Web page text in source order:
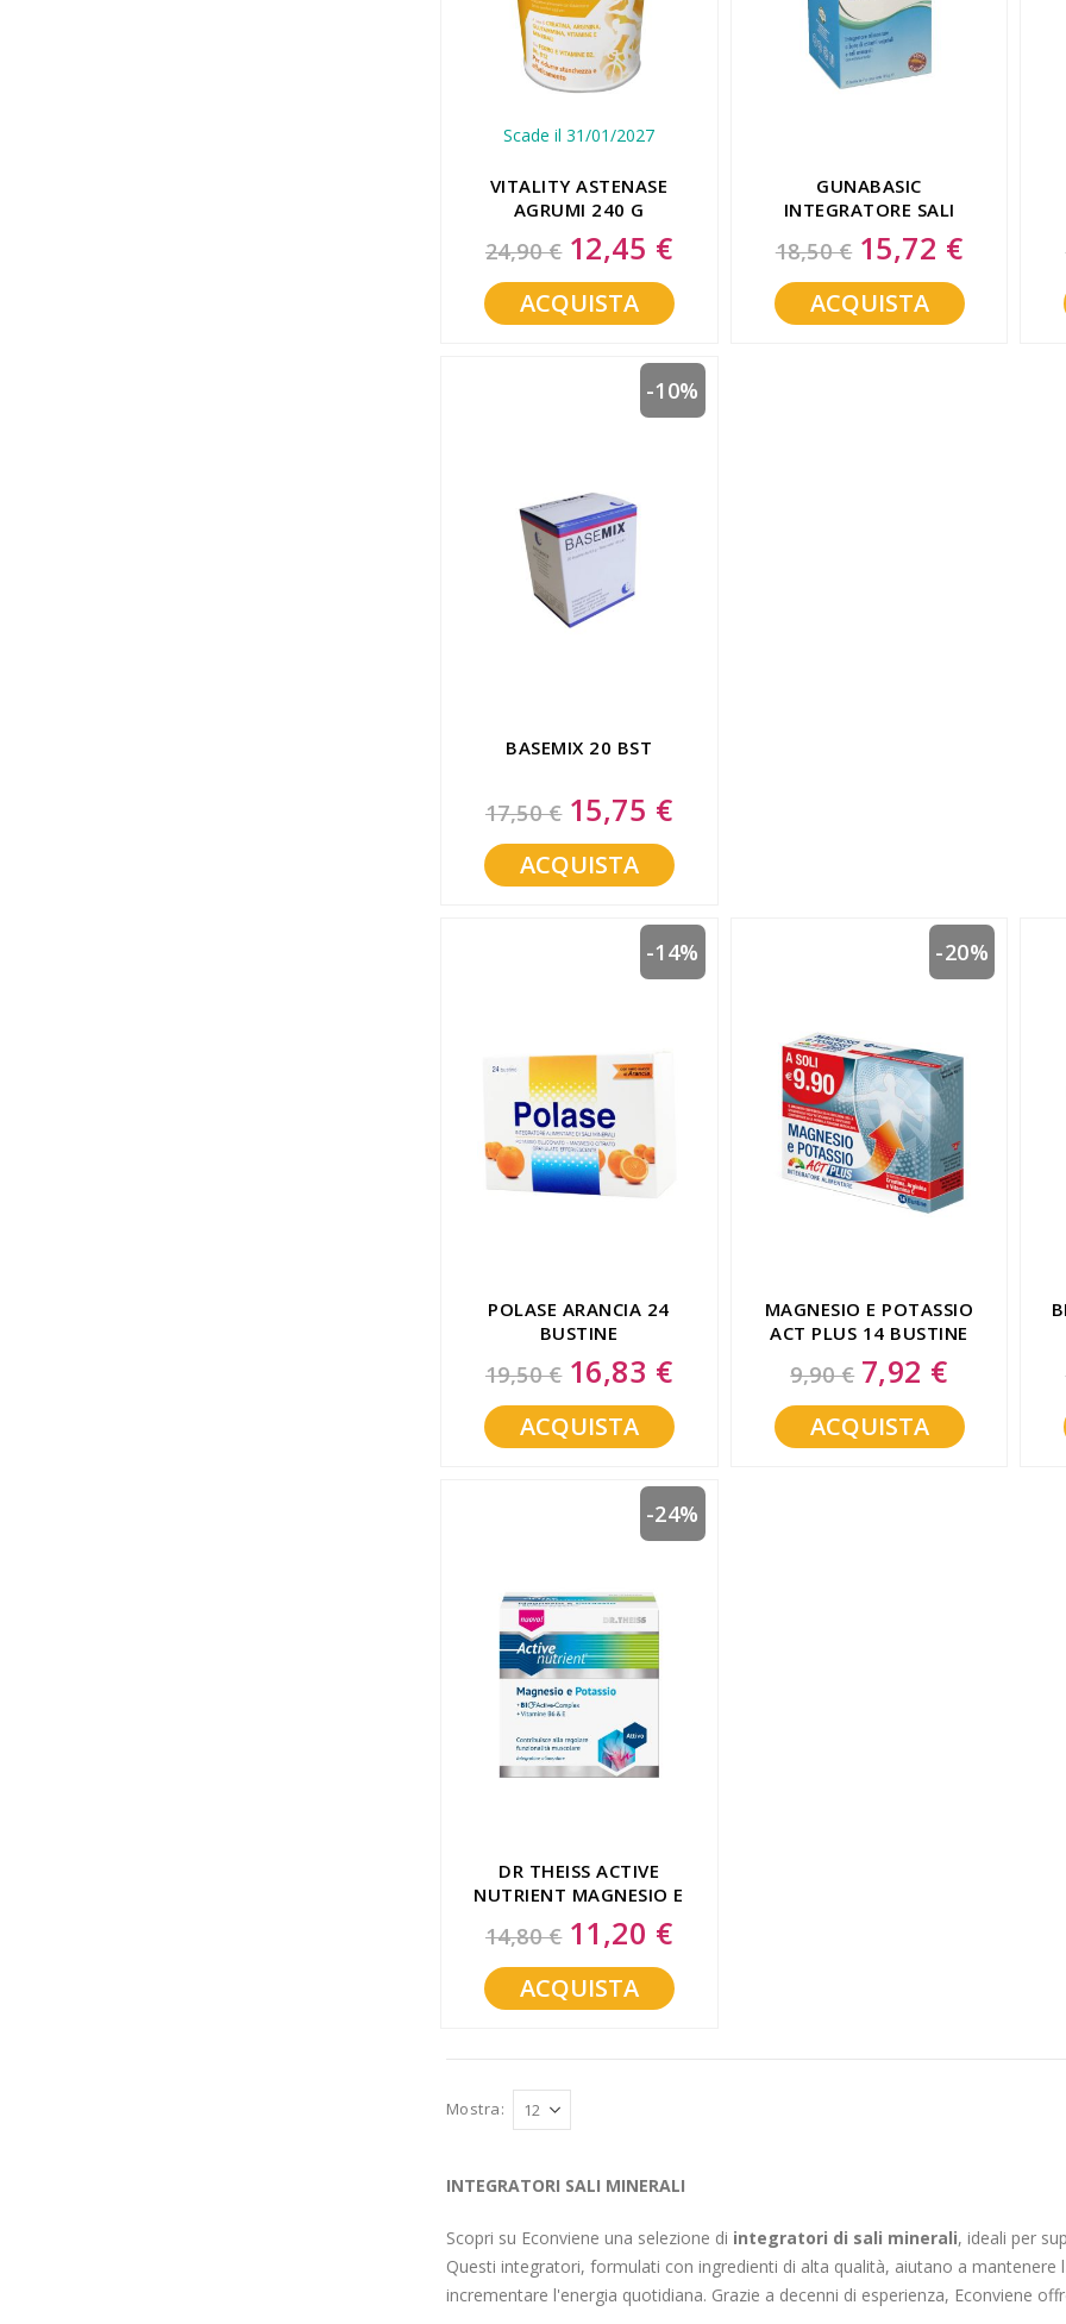
Scade il 31/01/2027
VITALITY ASTENASE
AGRUMI 240 G
24,90 € Special
Price
12,45 €
ACQUISTA
GUNABASIC
INTEGRATORE SALI
MINERALI 15 BUSTINE
18,50 € Special
Price
15,72 €
ACQUISTA
BASEMIX 20 BST
17,50 €
-10%
Special
Price
15,75 €
ACQUISTA
POLASE ARANCIA 24
BUSTINE
19,50 €
-14%
Special
Price
16,83 €
ACQUISTA
MAGNESIO E POTASSIO
ACT PLUS 14 BUSTINE
9,90 €
-20%
Special
Price
7,92 €
ACQUISTA
DR THEISS ACTIVE
NUTRIENT MAGNESIO E
POTASSIO 20 BUSTINE
14,80 €
-24%
Special
11,20 €
ACQUISTA
Mostra
INTEGRATORI SALI MINERALI
Scopri su Econviene una selezione di integratori di sali minerali, ideali per
Questi integratori, formulati con ingredienti di alta qualità, aiutano a
incrementare l'energia quotidiana. Grazie a decenni di esperienza, Econviene